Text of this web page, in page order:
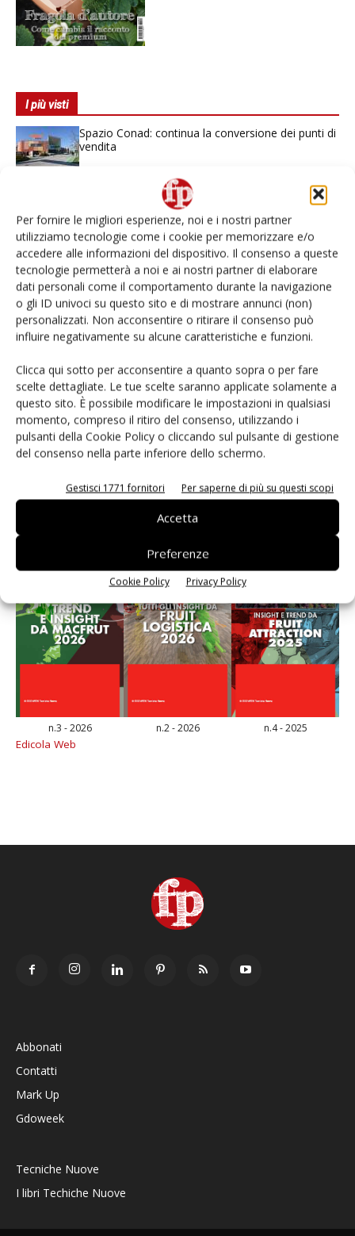
Per fornire le migliori esperienze, noi e i nostri partner
utilizziamo tecnologie come i cookie per memorizzare e/o
accedere alle informazioni del dispositivo. Il consenso a queste
tecnologie permetterà a noi e ai nostri partner di elaborare
dati personali come il comportamento durante la navigazione
o gli ID univoci su questo sito e di mostrare annunci (non)
personalizzati. Non acconsentire o ritirare il consenso può
influire negativamente su alcune caratteristiche e funzioni.
Clicca qui sotto per acconsentire a quanto sopra o per fare
scelte dettagliate. Le tue scelte saranno applicate solamente a
questo sito. È possibile modificare le impostazioni in qualsiasi
momento, compreso il ritiro del consenso, utilizzando i
pulsanti della Cookie Policy o cliccando sul pulsante di gestione
del consenso nella parte inferiore dello schermo.
Gestisci 1771 fornitori Per saperne di più su questi scopi
Accetta
Preferenze
Cookie Policy Privacy Policy
I più visti
Spazio Conad: continua la conversione dei punti di
vendita
Non è una susina: è Metis… e può rivoluzionare la
Andamento prezzi ortofrutta in Italia al 27 luglio
2026
Leonardo Odorizzi: “Dobbiamo creare stupore nel
punto di vendita” #vocidellortofrutta
Known-You Seed Europa e Consorzio Dolce
Passione puntano sull’innovazione del cocomero
n.3 - 2026 n.2 - 2026 n.4 - 2025
Edicola Web
Abbonati
Contatti
Mark Up
Gdoweek
Tecniche Nuove
I libri Techiche Nuove